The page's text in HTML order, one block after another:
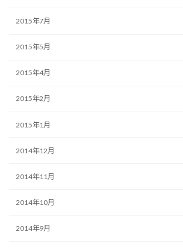
2015年7月
2015年5月
2015年4月
2015年2月
2015年1月
2014年12月
2014年11月
2014年10月
2014年9月